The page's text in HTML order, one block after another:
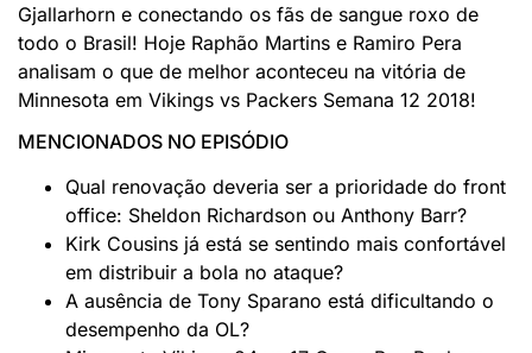
Gjallarhorn e conectando os fãs de sangue roxo de
todo o Brasil! Hoje Raphão Martins e Ramiro Pera
analisam o que de melhor aconteceu na vitória de
Minnesota em Vikings vs Packers Semana 12 2018!
MENCIONADOS NO EPISÓDIO
Qual renovação deveria ser a prioridade do front
office: Sheldon Richardson ou Anthony Barr?
Kirk Cousins já está se sentindo mais confortável
em distribuir a bola no ataque?
A ausência de Tony Sparano está dificultando o
desempenho da OL?